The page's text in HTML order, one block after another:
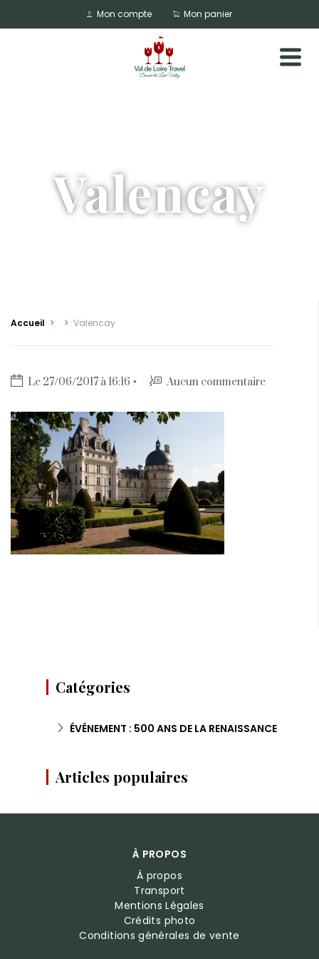
Mon compte Mon panier
Valencay
Accueil > > Valencay
Le 27/06/2017 à 16:16 Aucun commentaire
Catégories
ÉVÉNEMENT : 500 ANS DE LA RENAISSANCE
Articles populaires
À PROPOS
À propos
Transport
Mentions Légales
Crédits photo
Conditions générales de vente